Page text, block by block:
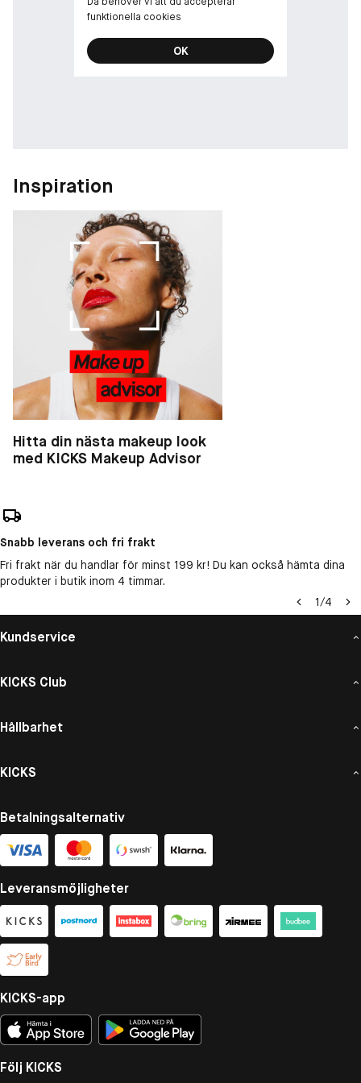
funktionella cookies
OK
Inspiration
Hitta din nästa makeup look
med KICKS Makeup Advisor
Snabb leverans och fri frakt
Fri frakt när du handlar för minst 199 kr! Du kan också hämta dina
produkter i butik inom 4 timmar.
1/4
Kundservice
KICKS Club
Hållbarhet
KICKS
Betalningsalternativ
Leveransmöjligheter
KICKS-app
Följ KICKS